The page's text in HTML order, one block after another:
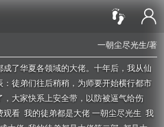
一朝尘尽光生/著
了华夏各领域的大佬。十年后，我从仙
徒弟们往后稍稍，为师要开始横行都市
大家快系上安全带，以防被逼气给伤
观看 我的徒弟都是大佬 一朝尘尽光生 我